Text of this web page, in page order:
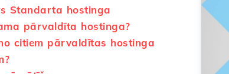
Standarta hostinga
pārvaldīta hostinga?
citiem pārvaldītas hostinga